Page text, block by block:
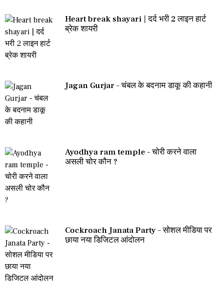
Heart break shayari | दर्द भरी 2 लाइन हार्ट
ब्रेक शायरी
Jagan Gurjar – चंबल के बदनाम डाकू की कहानी
Ayodhya ram temple – चोरी करने वाला
असली चोर कौन ?
Cockroach Janata Party – सोशल मीडिया पर
छाया नया डिजिटल आंदोलन